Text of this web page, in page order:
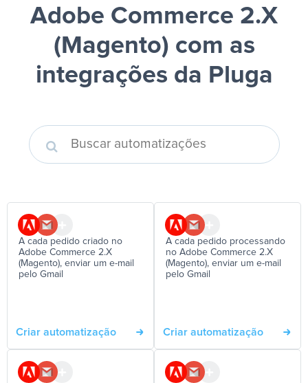
Adobe Commerce 2.X
(Magento) com as
integrações da Pluga
A cada pedido criado no
Adobe Commerce 2.X
(Magento), enviar um e-mail
pelo Gmail
Criar automatização
A cada pedido processando
no Adobe Commerce 2.X
(Magento), enviar um e-mail
pelo Gmail
Criar automatização